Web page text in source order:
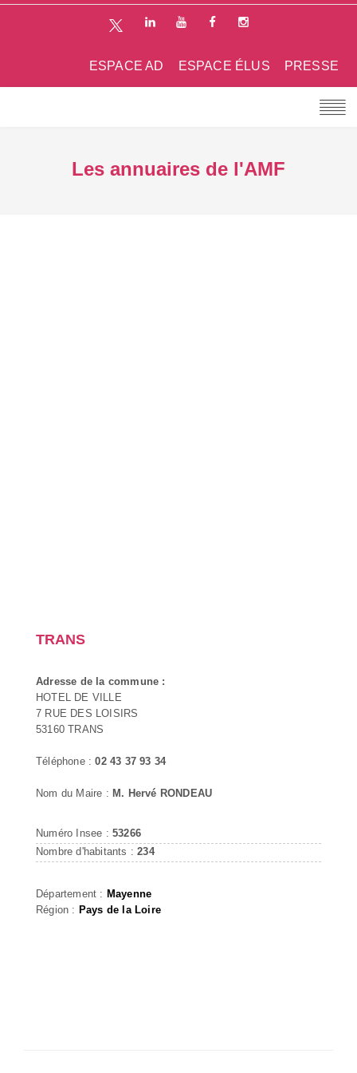
PRESSE
ESPACE ÉLUS
ESPACE AD
Les annuaires de l'AMF
TRANS
Adresse de la commune :
HOTEL DE VILLE
7 RUE DES LOISIRS
53160 TRANS
Téléphone :02 43 37 93 34
Nom du Maire : M. Hervé RONDEAU
Numéro Insee : 53266
Nombre d'habitants :234
Département : Mayenne
Région : Pays de la Loire